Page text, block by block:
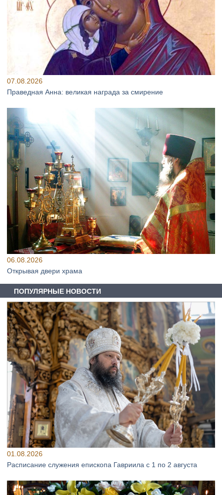
07.08.2026
Праведная Анна: великая награда за смирение
06.08.2026
Открывая двери храма
ПОПУЛЯРНЫЕ НОВОСТИ
01.08.2026
Расписание служения епископа Гавриила с 1 по 2 августа